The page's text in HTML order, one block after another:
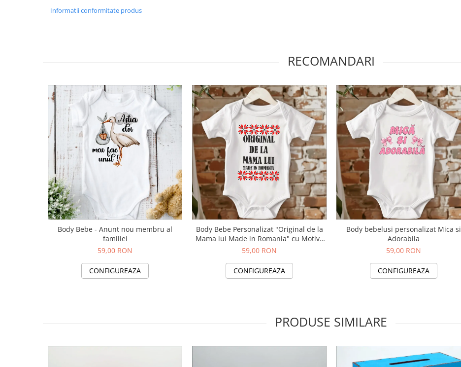
Informatii conformitate produs
RECOMANDARI
Body Bebe - Anunt nou membru al
familiei
59,00 RON
CONFIGUREAZA
Body Bebe Personalizat "Original de la
Mama lui Made in Romania" cu Motive
Traditionale
59,00 RON
CONFIGUREAZA
Body bebelusi personalizat Mica si
Adorabila
59,00 RON
CONFIGUREAZA
PRODUSE SIMILARE